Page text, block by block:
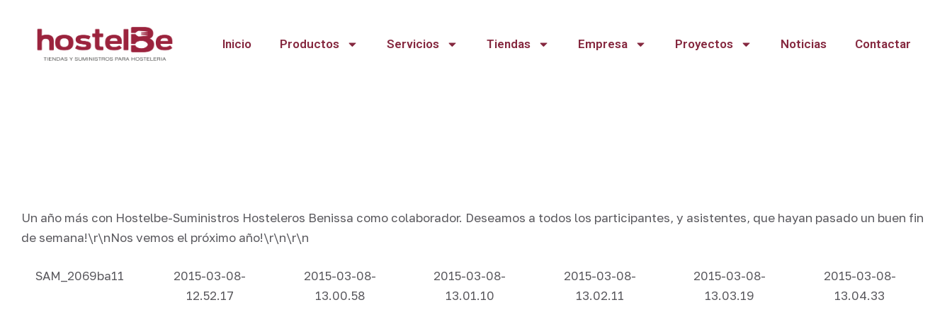
Inicio Productos Servicios Tiendas Empresa Proyectos Noticias Contactar
Un año más con Hostelbe-Suministros Hosteleros Benissa como colaborador. Deseamos a todos los participantes, y asistentes, que hayan pasado un buen fin
de semana!\r\nNos vemos el próximo año!\r\n\r\n
SAM_2069ba11
2015-03-08-
12.52.17
2015-03-08-
13.00.58
2015-03-08-
13.01.10
2015-03-08-
13.02.11
2015-03-08-
13.03.19
2015-03-08-
13.04.33